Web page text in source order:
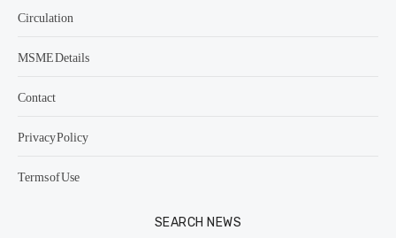
Circulation
MSME Details
Contact
Privacy Policy
Terms of Use
SEARCH NEWS